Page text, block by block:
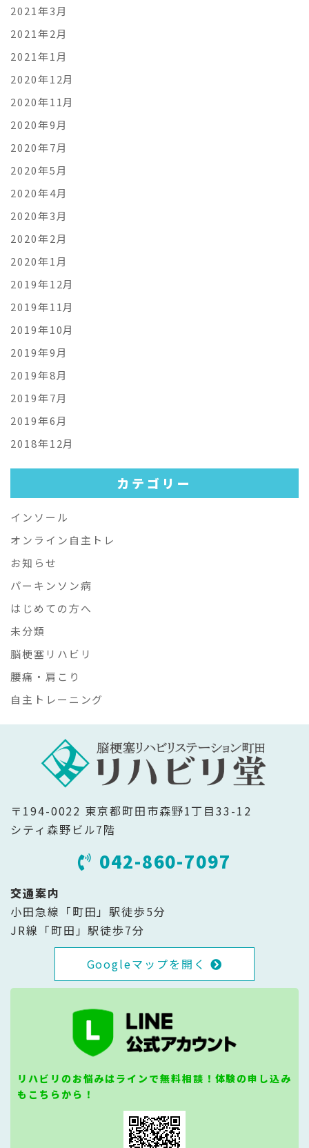
2021年3月
2021年2月
2021年1月
2020年12月
2020年11月
2020年9月
2020年7月
2020年5月
2020年4月
2020年3月
2020年2月
2020年1月
2019年12月
2019年11月
2019年10月
2019年9月
2019年8月
2019年7月
2019年6月
2018年12月
カテゴリー
インソール
オンライン自主トレ
お知らせ
パーキンソン病
はじめての方へ
未分類
脳梗塞リハビリ
腰痛・肩こり
自主トレーニング
〒194-0022 東京都町田市森野1丁目33-12
シティ森野ビル7階
042-860-7097
交通案内
小田急線「町田」駅徒歩5分
JR線「町田」駅徒歩7分
Googleマップを開く
リハビリのお悩みはラインで無料相談！体験の申し込み
もこちらから！